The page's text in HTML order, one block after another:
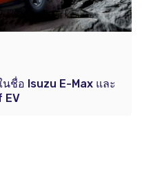
ชื่อ Isuzu E-Max และ
EV